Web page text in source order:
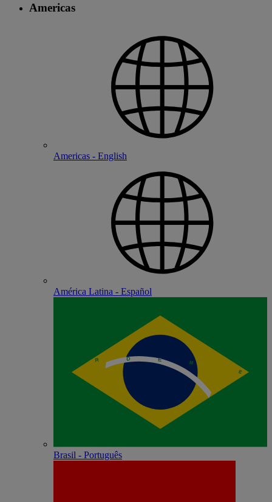
Americas
Americas - English
América Latina - Español
Brasil - Português